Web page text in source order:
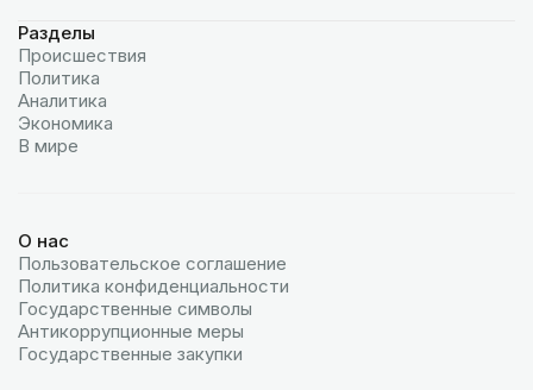
Разделы
Происшествия
Политика
Аналитика
Экономика
В мире
О нас
Пользовательское соглашение
Политика конфиденциальности
Государственные символы
Антикоррупционные меры
Государственные закупки